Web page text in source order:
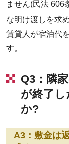
ません(民法 606
な明け渡しを求
賃貸人が宿泊代
す。
Q3：隣
が終了
か?
A3：敷金は